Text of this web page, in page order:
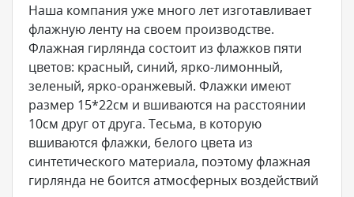
Наша компания уже много лет изготавливает
флажную ленту на своем производстве.
Флажная гирлянда состоит из флажков пяти
цветов: красный, синий, ярко-лимонный,
зеленый, ярко-оранжевый. Флажки имеют
размер 15*22см и вшиваются на расстоянии
10см друг от друга. Тесьма, в которую
вшиваются флажки, белого цвета из
синтетического материала, поэтому флажная
гирлянда не боится атмосферных воздействий